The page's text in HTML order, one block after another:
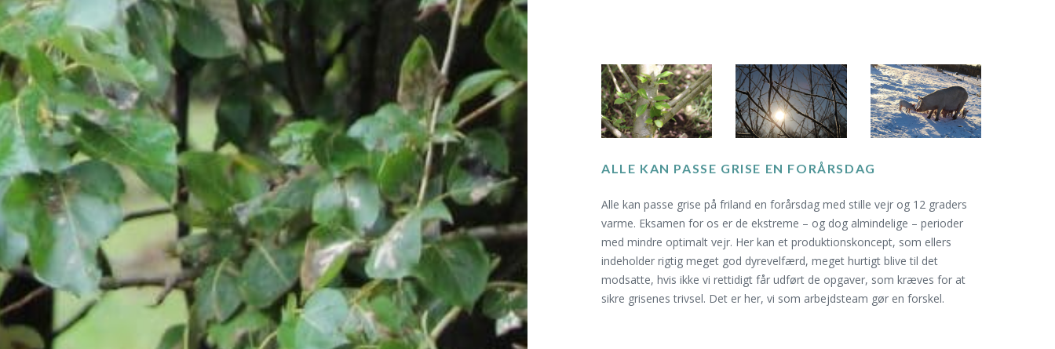
ALLE KAN PASSE GRISE EN FORÅRSDAG
Alle kan passe grise på friland en forårsdag med stille vejr og 12 graders
varme. Eksamen for os er de ekstreme – og dog almindelige – perioder
med mindre optimalt vejr. Her kan et produktionskoncept, som ellers
indeholder rigtig meget god dyrevelfærd, meget hurtigt blive til det
modsatte, hvis ikke vi rettidigt får udført de opgaver, som kræves for at
sikre grisenes trivsel. Det er her, vi som arbejdsteam gør en forskel.